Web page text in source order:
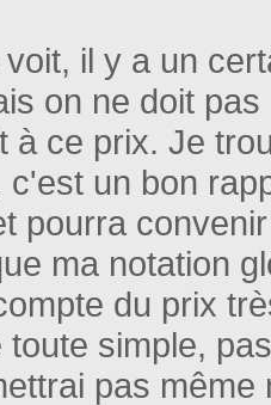
il y a un
on ne doit
à ce prix. Je
c'est un bon
pourra
ma notation
du prix
toute simple,
pas même